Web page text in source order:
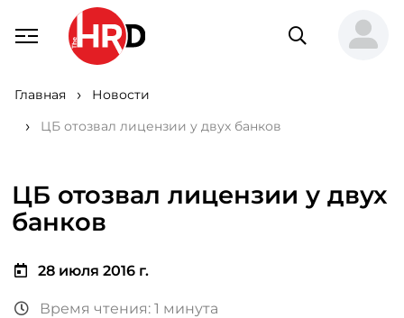
Главная
Новости
ЦБ отозвал лицензии у двух банков
ЦБ отозвал лицензии у двух
банков
28 июля 2016 г.
Время чтения: 1 минута